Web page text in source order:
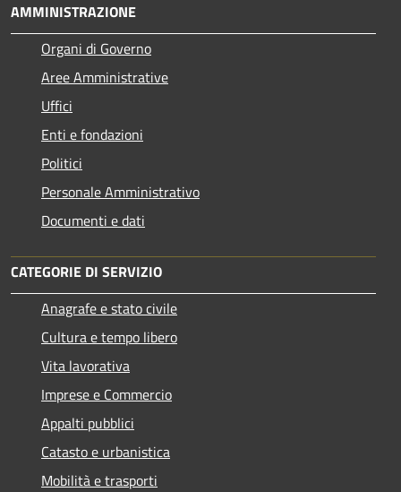
AMMINISTRAZIONE
Organi di Governo
Aree Amministrative
Uffici
Enti e fondazioni
Politici
Personale Amministrativo
Documenti e dati
CATEGORIE DI SERVIZIO
Anagrafe e stato civile
Cultura e tempo libero
Vita lavorativa
Imprese e Commercio
Appalti pubblici
Catasto e urbanistica
Mobilità e trasporti